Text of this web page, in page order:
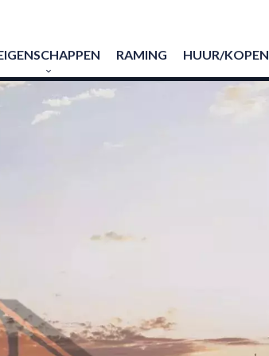
RAMING HUUR/KOPEN